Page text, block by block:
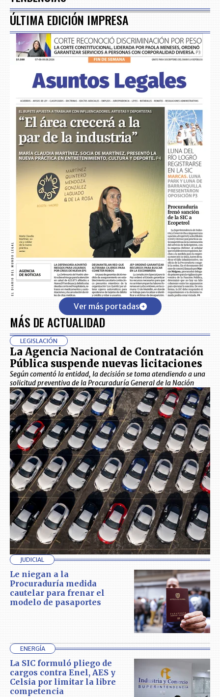
ÚLTIMA EDICIÓN IMPRESA
Ver más portadas
MÁS DE ACTUALIDAD
LEGISLACIÓN
La Agencia Nacional de Contratación
Pública suspende nuevas licitaciones
Según comentó la entidad, la decisión se toma atendiendo a una
solicitud preventiva de la Procuraduría General de la Nación
JUDICIAL
Le niegan a la
Procuraduría medida
cautelar para frenar el
modelo de pasaportes
ENERGÍA
La SIC formuló pliego de
cargos contra Enel, AES y
Celsia por limitar la libre
competencia